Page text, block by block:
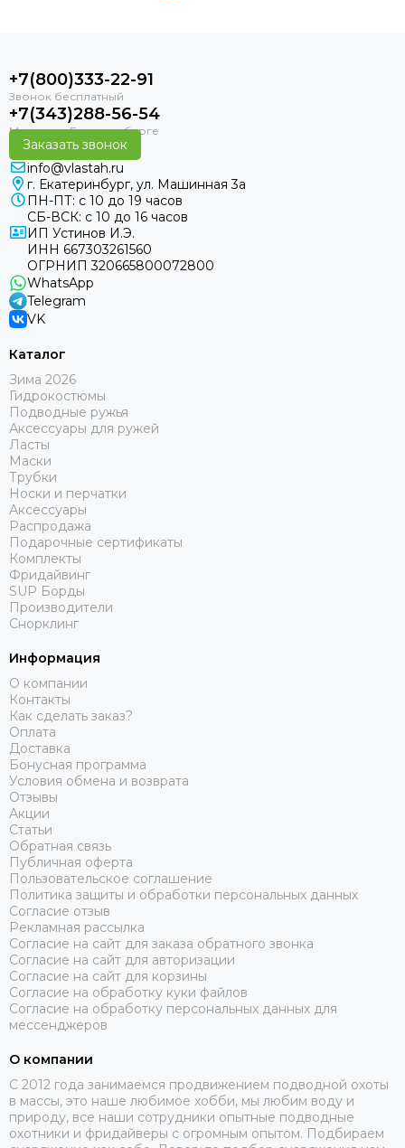
+7(800)333-22-91
+7(343)288-56-54
Заказать звонок
info@vlastah.ru
г. Екатеринбург, ул. Машинная 3а
ПН-ПТ: с 10 до 19 часов
СБ-ВСК: с 10 до 16 часов
ИП Устинов И.Э.
ИНН 667303261560
ОГРНИП 320665800072800
WhatsApp
Telegram
VK
Каталог
Зима 2026
Гидрокостюмы
Подводные ружья
Аксессуары для ружей
Ласты
Маски
Трубки
Носки и перчатки
Аксессуары
Распродажа
Подарочные сертификаты
Комплекты
Фридайвинг
SUP Борды
Производители
Снорклинг
Информация
О компании
Контакты
Как сделать заказ?
Оплата
Доставка
Бонусная программа
Условия обмена и возврата
Отзывы
Акции
Статьи
Обратная связь
Публичная оферта
Пользовательское соглашение
Политика защиты и обработки персональных данных
Согласие отзыв
Рекламная рассылка
Согласие на сайт для заказа обратного звонка
Согласие на сайт для авторизации
Согласие на сайт для корзины
Согласие на обработку куки файлов
Согласие на обработку персональных данных для
мессенджеров
О компании
C 2012 года занимаемся продвижением подводной охоты
в массы, это наше любимое хобби, мы любим воду и
природу, все наши сотрудники опытные подводные
охотники и фридайверы с огромным опытом. Подбираем